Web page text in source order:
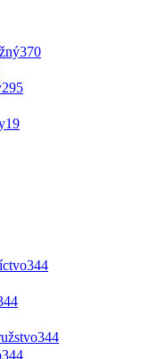
370
295
19
344
344
344